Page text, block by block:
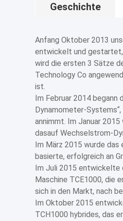
Geschichte
Anfang Oktober 2013
entwickelt und gestartet,
wird die ersten 3 Sätze
Technology Co
ist.
Im Februar 2014
Dynamometer-
annimmt. Im Januar
dasauf Wechselstrom-
Im März 2015 wurde
basierte, erfolgreich an
Im Juli 2015 entwickelte
Maschine TCE1000, die
sich in den Markt, nach
Im Oktober 2015
TCH1000 hybrides, das